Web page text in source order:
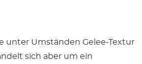
unter Umständen Gelee-Textur
sich aber um ein